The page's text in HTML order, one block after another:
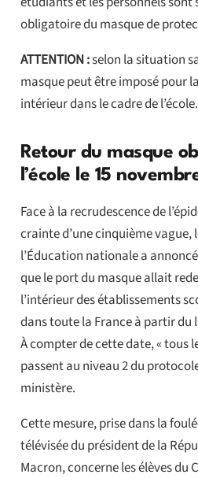
obligatoire du masque de
ATTENTION :selon la situation
masque peut être imposé pour
intérieur dans le cadre de l’école.
Retour du masque
l’école le 15
Face à la recrudescence de
crainte d’une cinquième vague,
l’Éducation nationale a
que le port du masque allait
l’intérieur des établissements
dans toute la France à partir du
À compter de cette date, « tous
passent au niveau 2 du
ministère.
Cette mesure, prise dans la
télévisée du président de la
Macron, concerne les élèves du